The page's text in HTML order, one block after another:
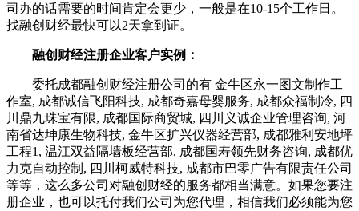
司办的话需要的时间肯定会更少，一般是在10-15个工作日。
找融创财经最快可以2天拿到证。
融创财经注册企业客户实例：
委托成都融创财经注册公司的有 金牛区永一图文制作工
作室, 成都诚信飞阳科技, 成都奇嘉母婴服务, 成都众福制冷, 四
川鼎九珠宝有限, 成都国际商贸城, 四川义诚企业管理咨询, 河
南省达坤康生物科技, 金牛区扩兴仪器经营部, 成都雅利安地坪
工程1, 温江双益隔墙板经营部, 成都国寿领先财务咨询, 成都优
力克自动控制, 四川柯威特科技, 成都市巴零广告有限责任公司
等等，这么多公司对融创财经的服务都相当满意。如果您要注
册企业，也可以托付我们公司为您代理，相信我们必须能为您